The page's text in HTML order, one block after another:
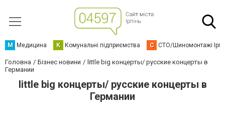
М Медицина К Комунальні підприємства С СТО/Шиномонтажі
Головна Бізнес новини
little big концерты/ русские концерты в
Германии
little big концерты/ русские концерты в
Германии